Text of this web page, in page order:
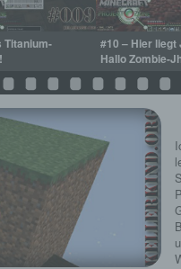
Titanium-
#10 – Hier liegt
Hallo Zombie-